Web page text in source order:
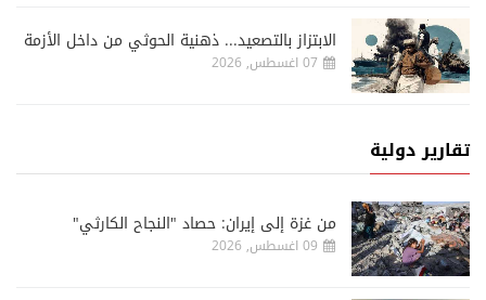
الابتزاز بالتصعيد... ذهنية الحوثي من داخل الأزمة
07 اغسطس, 2026
تقارير دولية
من غزة إلى إيران: حصاد "النجاح الكارثي"
09 اغسطس, 2026